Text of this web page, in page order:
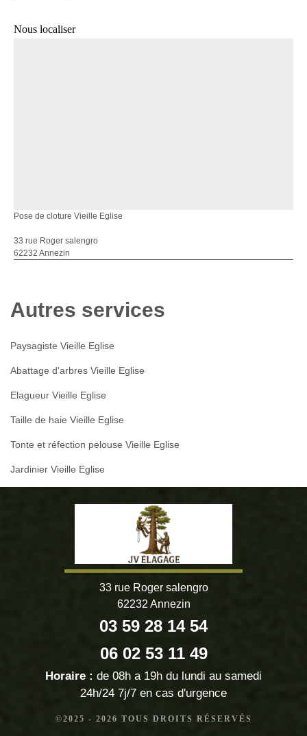
Nous localiser
Pose de cloture Vieille Eglise
33 rue Roger salengro
62232 Annezin
Autres services
Paysagiste Vieille Eglise
Abattage d'arbres Vieille Eglise
Elagueur Vieille Eglise
Taille de haie Vieille Eglise
Tonte et réfection pelouse Vieille Eglise
Jardinier Vieille Eglise
33 rue Roger salengro
62232 Annezin
03 59 28 14 54
06 02 53 11 49
Horaire : de 08h a 19h du lundi au samedi
24h/24 7j/7 en cas d'urgence
©2025 - 2026 TOUS DROITS RÉSERVÉS